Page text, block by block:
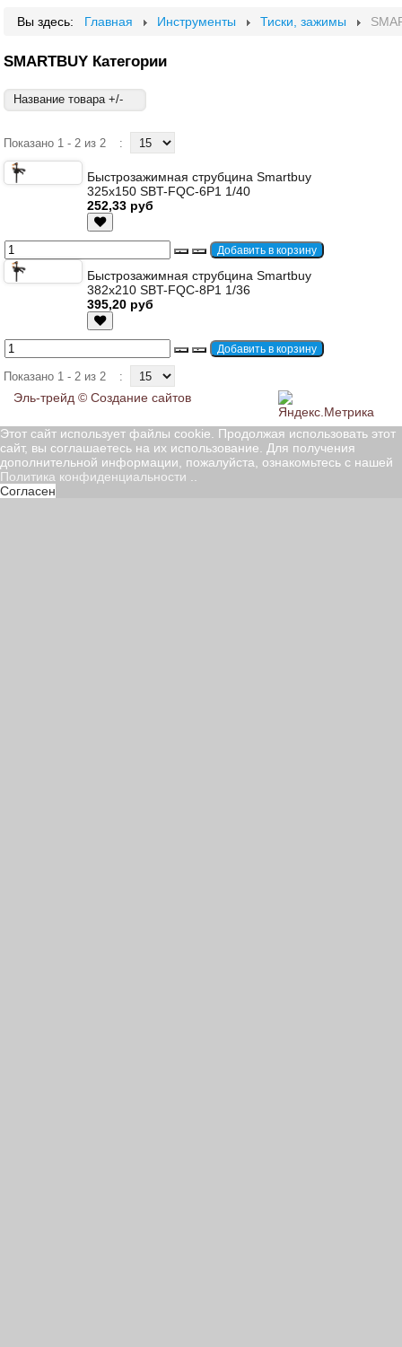
Вы здесь: Главная Инструменты Тиски, зажимы
SMARTBUY Категории
Название товара +/-
Показано 1 - 2 из 2 :
Быстрозажимная струбцина Smartbuy
325х150 SBT-FQC-6P1 1/40
252,33 руб
Быстрозажимная струбцина Smartbuy
382x210 SBT-FQC-8P1 1/36
395,20 руб
Показано 1 - 2 из 2 :
Эль-трейд © Создание сайтов
Этот сайт использует файлы cookie. Продолжая использовать этот
сайт, вы соглашаетесь на их использование. Для получения
дополнительной информации, пожалуйста, ознакомьтесь с нашей
Политика конфиденциальности ..
Согласен